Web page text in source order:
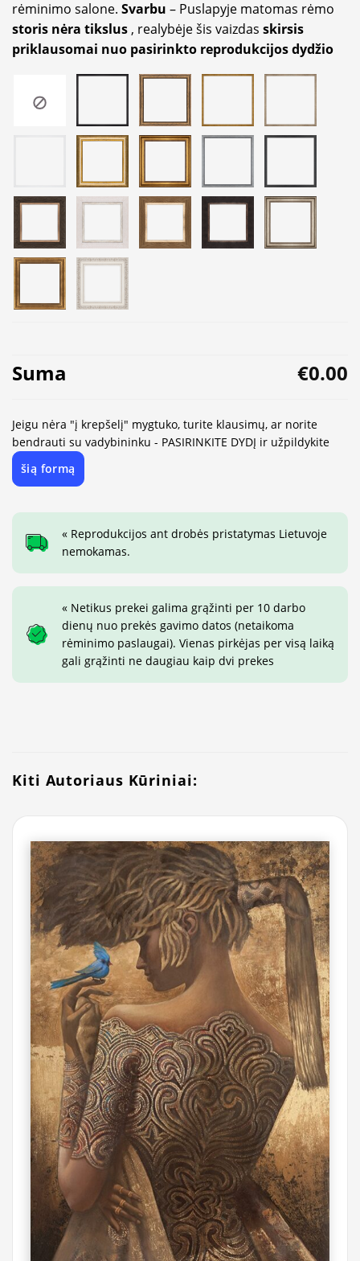
rėminimo salone. Svarbu – Puslapyje matomas rėmo
storis nėra tikslus , realybėje šis vaizdas skirsis
priklausomai nuo pasirinkto reprodukcijos dydžio
Suma €0.00
Jeigu nėra "į krepšelį" mygtuko, turite klausimų, ar norite
bendrauti su vadybininku - PASIRINKITE DYDĮ ir užpildykite
šią formą
« Reprodukcijos ant drobės pristatymas Lietuvoje
nemokamas.
« Netikus prekei galima grąžinti per 10 darbo
dienų nuo prekės gavimo datos (netaikoma
rėminimo paslaugai). Vienas pirkėjas per visą laiką
gali grąžinti ne daugiau kaip dvi prekes
Kiti Autoriaus Kūriniai: